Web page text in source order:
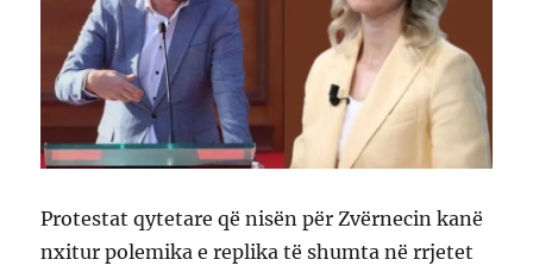
Protestat qytetare që nisën për Zvërnecin kanë
nxitur polemika e replika të shumta në rrjetet